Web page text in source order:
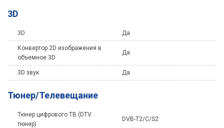
3D
3D Да
Конвертор 2D изображения в
объемное 3D
Да
3D звук Да
Тюнер/Телевещание
Тюнер цифрового ТВ (DTV
тюнер)
DVB-T2/C/S2